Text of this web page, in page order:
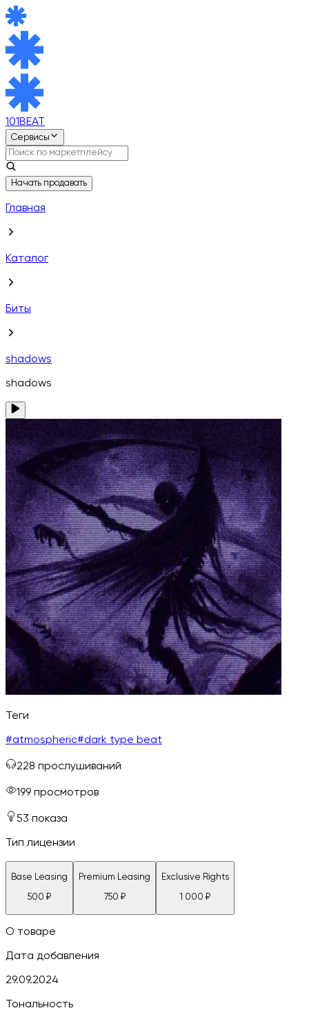
101BEAT
Сервисы
Начать продавать
Главная
Каталог
Биты
shadows
shadows
Теги
#atmospheric#dark type beat
228 прослушиваний
199 просмотров
53 показа
Тип лицензии
Base Leasing
500 ₽
Premium Leasing
750 ₽
Exclusive Rights
1 000 ₽
О товаре
Дата добавления
29.09.2024
Тональность